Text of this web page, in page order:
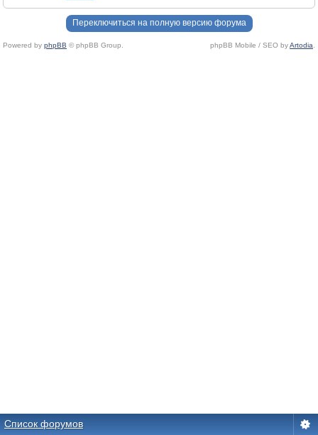
Переключиться на полную версию форума
Powered by phpBB © phpBB Group. phpBB Mobile / SEO byArtodia
Список форумов